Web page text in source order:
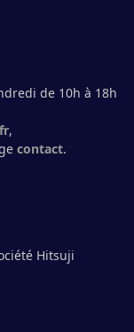
de 10h à 18h
,
contact.
Hitsuji